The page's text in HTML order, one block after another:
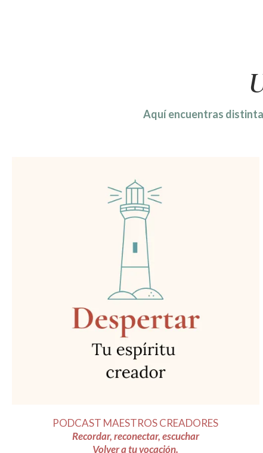
Aquí encuentras
PODCAST MAESTROS CREADORES
Recordar, reconectar, escuchar
Volver a tu vocación.